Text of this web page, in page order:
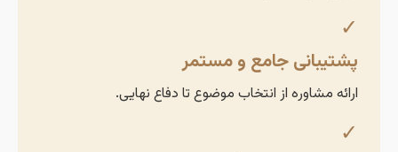
✓
پشتیبانی جامع و مستمر
ارائه مشاوره از انتخاب موضوع تا دفاع نهایی.
✓